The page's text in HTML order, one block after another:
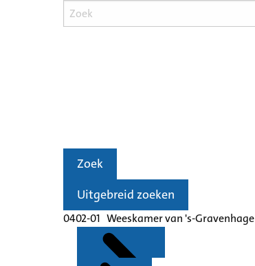
Zoek
Uitgebreid zoeken
0402-01 Weeskamer van 's-Gravenhage